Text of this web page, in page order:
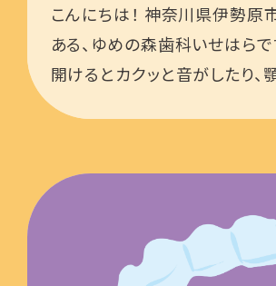
こんにちは！ 神奈川県伊勢原
ある、ゆめの森歯科いせはらで
開けるとカクッと音がしたり
もしかしてこれって顎関節症？